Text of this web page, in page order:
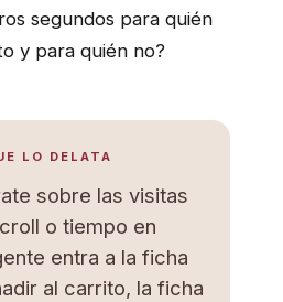
segundos para quién
y para quién no?
LO DELATA
sobre las visitas
o tiempo en
entra a la ficha
al carrito, la ficha